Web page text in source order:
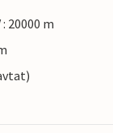
20000 m